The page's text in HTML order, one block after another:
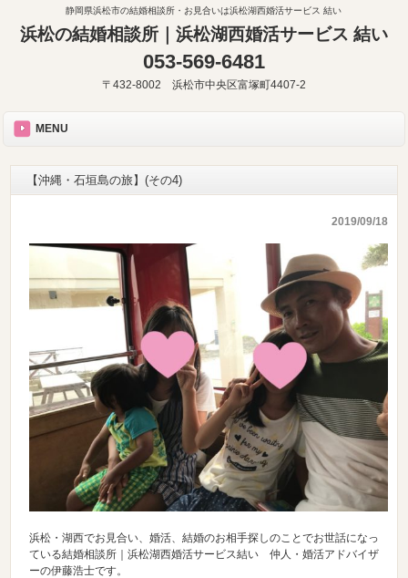
静岡県浜松市の結婚相談所・お見合いは浜松湖西婚活サービス 結い
浜松の結婚相談所｜浜松湖西婚活サービス 結い
053-569-6481
〒432-8002 浜松市中央区富塚町4407-2
MENU
【沖縄・石垣島の旅】(その4)
2019/09/18
浜松・湖西でお見合い、婚活、結婚のお相手探しのことでお世話になっ
ている結婚相談所｜浜松湖西婚活サービス結い 仲人・婚活アドバイザ
ーの伊藤浩士です。